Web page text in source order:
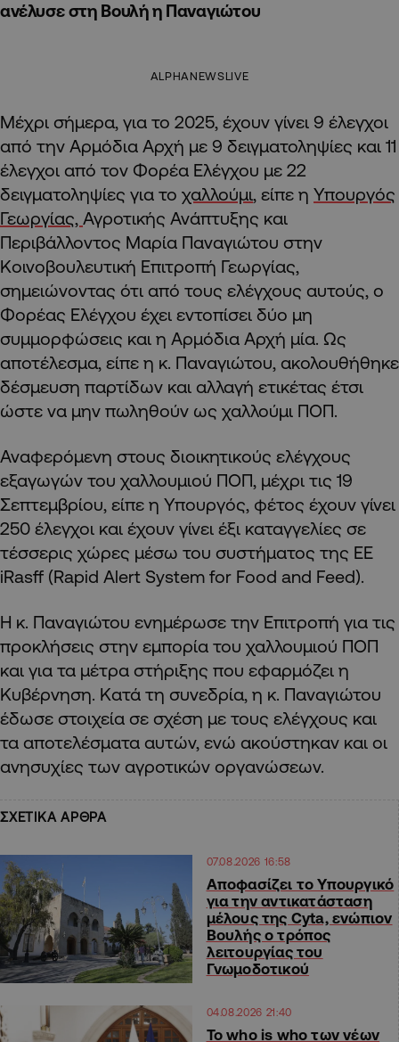
ανέλυσε στη Βουλή η Παναγιώτου
ALPHANEWSLIVE
Μέχρι σήμερα, για το 2025, έχουν γίνει 9 έλεγχοι
από την Αρμόδια Αρχή με 9 δειγματοληψίες και 11
έλεγχοι από τον Φορέα Ελέγχου με 22
δειγματοληψίες για το χαλλούμι, είπε η Υπουργός
Γεωργίας, Αγροτικής Ανάπτυξης και
Περιβάλλοντος Μαρία Παναγιώτου στην
Κοινοβουλευτική Επιτροπή Γεωργίας,
σημειώνοντας ότι από τους ελέγχους αυτούς, ο
Φορέας Ελέγχου έχει εντοπίσει δύο μη
συμμορφώσεις και η Αρμόδια Αρχή μία. Ως
αποτέλεσμα, είπε η κ. Παναγιώτου, ακολουθήθηκε
δέσμευση παρτίδων και αλλαγή ετικέτας έτσι
ώστε να μην πωληθούν ως χαλλούμι ΠΟΠ.
Αναφερόμενη στους διοικητικούς ελέγχους
εξαγωγών του χαλλουμιού ΠΟΠ, μέχρι τις 19
Σεπτεμβρίου, είπε η Υπουργός, φέτος έχουν γίνει
250 έλεγχοι και έχουν γίνει έξι καταγγελίες σε
τέσσερις χώρες μέσω του συστήματος της ΕΕ
iRasff (Rapid Alert System for Food and Feed).
Η κ. Παναγιώτου ενημέρωσε την Επιτροπή για τις
προκλήσεις στην εμπορία του χαλλουμιού ΠΟΠ
και για τα μέτρα στήριξης που εφαρμόζει η
Κυβέρνηση. Κατά τη συνεδρία, η κ. Παναγιώτου
έδωσε στοιχεία σε σχέση με τους ελέγχους και
τα αποτελέσματα αυτών, ενώ ακούστηκαν και οι
ανησυχίες των αγροτικών οργανώσεων.
ΣΧΕΤΙΚΑ ΑΡΘΡΑ
07.08.2026 16:58
Αποφασίζει το Υπουργικό
για την αντικατάσταση
μέλους της Cyta, ενώπιον
Βουλής ο τρόπος
λειτουργίας του
Γνωμοδοτικού
04.08.2026 21:40
Το who is who των νέων